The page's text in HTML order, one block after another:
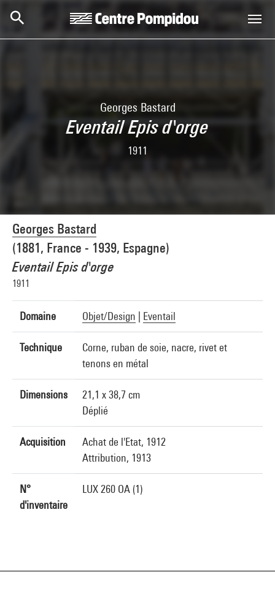
Georges Bastard
Eventail Epis d'orge
1911
Georges Bastard
(1881, France - 1939, Espagne)
Eventail Epis d'orge
1911
Domaine Objet/Design Eventail
Technique
Corne, ruban de soie, nacre, rivet et
tenons en métal
Dimensions
21,1 x 38,7 cm
Déplié
Acquisition
Achat de l'Etat, 1912
Attribution, 1913
N°
d'inventaire
LUX 260 OA (1)